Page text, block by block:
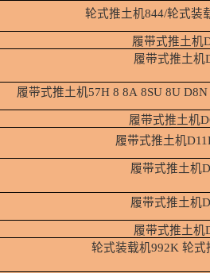
轮式推土机844/轮式装
履带式推土机
履带式推土机
履带式推土机57H 8 8A 8SU 8U D8N
履带式推土机
履带式推土机
履带式推土机
履带式推土机
履带式推土机
轮式装载机992K 轮式